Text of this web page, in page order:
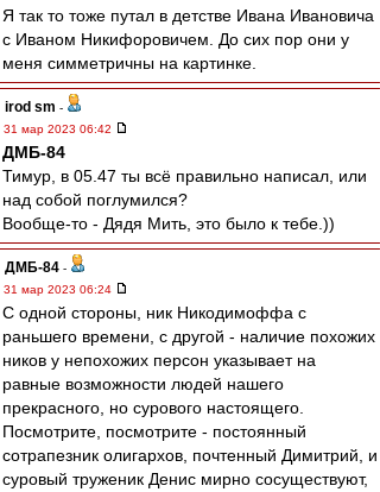
Я так то тоже путал в детстве Ивана Ивановича
с Иваном Никифоровичем. До сих пор они у
меня симметричны на картинке.
irod sm -
31 мар 2023 06:42
ДМБ-84
Тимур, в 05.47 ты всё правильно написал, или
над собой поглумился?
Вообще-то - Дядя Мить, это было к тебе.))
ДМБ-84 -
31 мар 2023 06:24
С одной стороны, ник Никодимоффа с
раньшего времени, с другой - наличие похожих
ников у непохожих персон указывает на
равные возможности людей нашего
прекрасного, но сурового настоящего.
Посмотрите, посмотрите - постоянный
сотрапезник олигархов, почтенный Димитрий, и
суровый труженик Денис мирно сосуществуют,